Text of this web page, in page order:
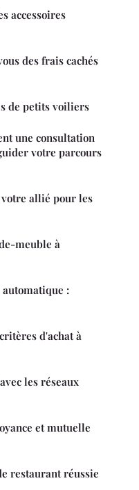
accessoires
des frais cachés
de petits voiliers
une consultation
votre parcours
allié pour les
meuble à
:
d'achat à
les réseaux
et mutuelle
restaurant réussie